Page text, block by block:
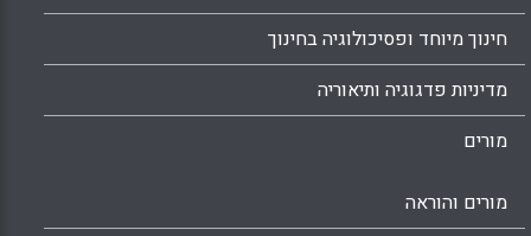
שהושגו, ויחד הם מפרשים אותן ( אייל, ליאת).
WhatsApp
Facebook
Email
X
חינוך מיוחד ופסיכולוגיה בחינוך
מדיניות פדגוגיה ותיאוריה
מורים
מורים והוראה